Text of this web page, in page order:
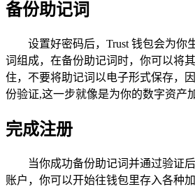
备份助记词
设置好密码后，Trust 钱包会为
词组成，在备份助记词时，你可以将
住，不要将助记词以电子形式保存，
份验证,这一步就像是为你的数字资产
完成注册
当你成功备份助记词并通过验证
账户，你可以开始往钱包里存入各种